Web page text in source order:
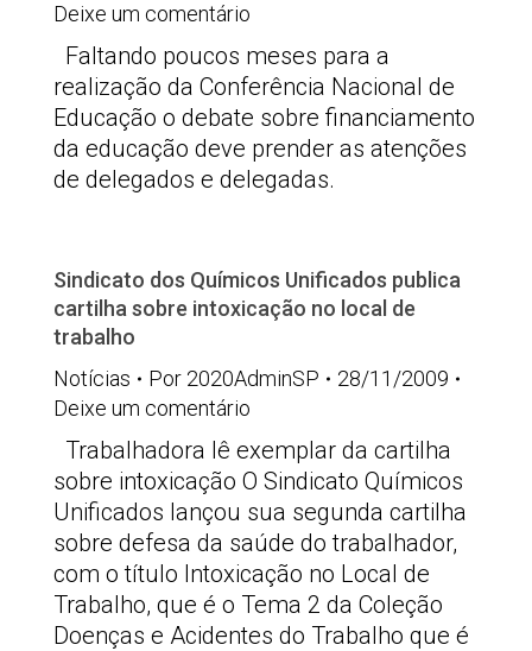
Deixe um comentário
Faltando poucos meses para a
realização da Conferência Nacional de
Educação o debate sobre financiamento
da educação deve prender as atenções
de delegados e delegadas.
Sindicato dos Químicos Unificados publica
cartilha sobre intoxicação no local de
trabalho
Notícias
Por 2020AdminSP
28/11/2009
Deixe um comentário
Trabalhadora lê exemplar da cartilha
sobre intoxicação O Sindicato Químicos
Unificados lançou sua segunda cartilha
sobre defesa da saúde do trabalhador,
com o título Intoxicação no Local de
Trabalho, que é o Tema 2 da Coleção
Doenças e Acidentes do Trabalho que é